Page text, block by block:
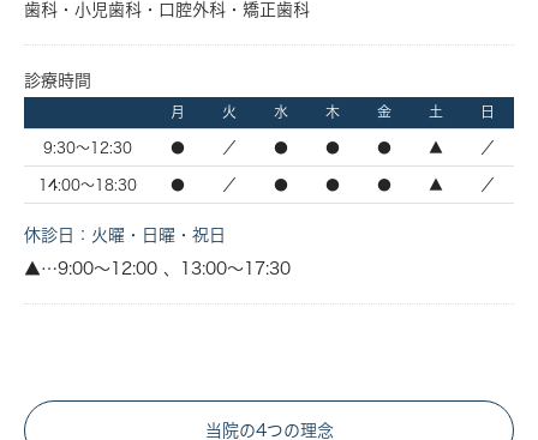
歯科・小児歯科・口腔外科・矯正歯科
診療時間
月 火 水 木 金 土 日
9:30～12:30 ● ／ ● ● ● ▲ ／
14:00～18:30 ● ／ ● ● ● ▲ ／
休診日：火曜・日曜・祝日
▲…9:00〜12:00 、13:00〜17:30
当院の4つの理念